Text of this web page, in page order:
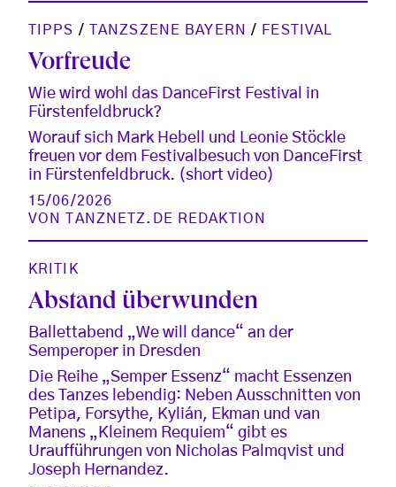
TIPPS / TANZSZENE BAYERN / FESTIVAL
Vorfreude
Wie wird wohl das DanceFirst Festival in
Fürstenfeldbruck?
Worauf sich Mark Hebell und Leonie Stöckle
freuen vor dem Festivalbesuch von DanceFirst
in Fürstenfeldbruck. (short video)
15/06/2026
VON
TANZNETZ.DE REDAKTION
KRITIK
Abstand überwunden
Ballettabend „We will dance“ an der
Semperoper in Dresden
Die Reihe „Semper Essenz“ macht Essenzen
des Tanzes lebendig: Neben Ausschnitten von
Petipa, Forsythe, Kylián, Ekman und van
Manens „Kleinem Requiem“ gibt es
Uraufführungen von Nicholas Palmqvist und
Joseph Hernandez.